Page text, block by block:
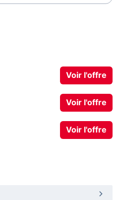
Voir l'offre
Voir l'offre
Voir l'offre